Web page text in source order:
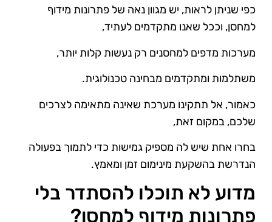
כפי שניתן לראות, יש מגוון נאה של פתרונות מידוף
למחסן, וככל שאנו מתקדמים לעתיד,
מערכות מדפים למחסנים רק נעשות קלות יותר,
משתלמות ומתקדמים מבחינה טכנולוגית.
כאמור, אל תתקינו מערכת שאינה מתאימה לצרכים
שלכם, במקום זאת,
בחרו אחת שיש לה מספיק גמישות כדי לתמוך בפעולה
הנדרשת בהשקעת מינימום זמן ומאמץ.
מדוע לא תוכלו להסתדר בלי
פתרונות מידוף למחסן?